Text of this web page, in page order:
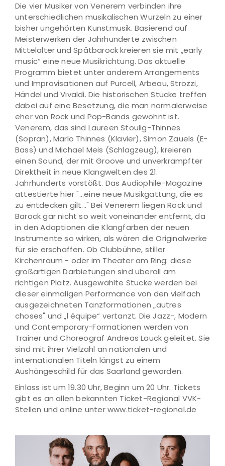
Die vier Musiker von Venerem verbinden ihre
unterschiedlichen musikalischen Wurzeln zu einer
bisher ungehörten Kunstmusik. Basierend auf
Meisterwerken der Jahrhunderte zwischen
Mittelalter und Spätbarock kreieren sie mit „early
music“ eine neue Musikrichtung. Das aktuelle
Programm bietet unter anderem Arrangements
und Improvisationen auf Purcell, Arbeau, Strozzi,
Händel und Vivaldi. Die historischen Stücke treffen
dabei auf eine Besetzung, die man normalerweise
eher von Rock und Pop-Bands gewohnt ist.
Venerem, das sind Laureen Stoulig-Thinnes
(Sopran), Marlo Thinnes (Klavier), Simon Zauels (E-
Bass) und Michael Meis (Schlagzeug), kreieren
einen Sound, der mit Groove und unverkrampfter
Direktheit in neue Klangwelten des 21.
Jahrhunderts vorstößt. Das Audiophile-Magazine
attestierte hier "...eine neue Musikgattung, die es
zu entdecken gilt..." Bei Venerem liegen Rock und
Barock gar nicht so weit voneinander entfernt, da
in den Adaptionen die Klangfarben der neuen
Instrumente so wirken, als wären die Originalwerke
für sie erschaffen. Ob Clubbühne, stiller
Kirchenraum - oder im Theater am Ring: diese
großartigen Darbietungen sind überall am
richtigen Platz. Ausgewählte Stücke werden bei
dieser einmaligen Performance von den vielfach
ausgezeichneten Tanzformationen „autres
choses" und „l équipe“ vertanzt. Die Jazz-, Modern
und Contemporary-Formationen werden von
Trainer und Choreograf Andreas Lauck geleitet. Sie
sind mit ihrer Vielzahl an nationalen und
internationalen Titeln längst zu einem
Aushängeschild für das Saarland geworden.
Einlass ist um 19.30 Uhr, Beginn um 20 Uhr. Tickets
gibt es an allen bekannten Ticket-Regional VVK-
Stellen und online unter www.ticket-regional.de